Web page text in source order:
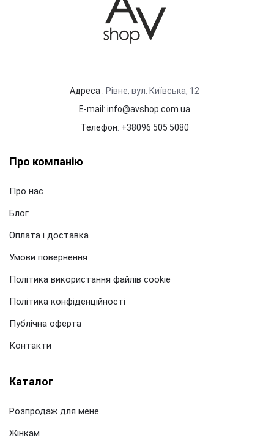
Адреса : Рівне, вул. Київська, 12
E-mail: info@avshop.com.ua
Телефон: +38096 505 5080
Про компанію
Про нас
Блог
Оплата і доставка
Умови повернення
Політика використання файлів cookie
Політика конфіденційності
Публічна оферта
Контакти
Каталог
Розпродаж для мене
Жінкам